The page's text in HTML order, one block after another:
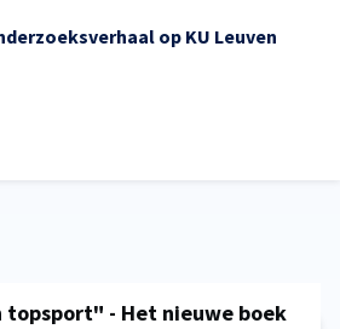
op KU Leuven
topsport" - Het nieuwe boek